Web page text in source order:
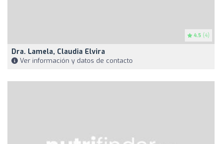
4.5 (4)
Dra. Lamela, Claudia Elvira
Ver información y datos de contacto